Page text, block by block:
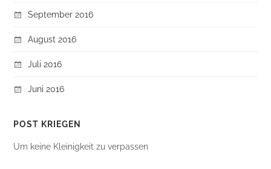
September 2016
August 2016
Juli 2016
Juni 2016
POST KRIEGEN
Um keine Kleinigkeit zu verpassen